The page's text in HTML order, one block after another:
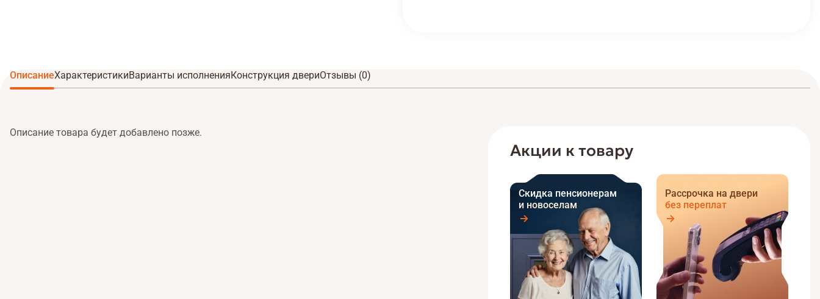
ОписаниеХарактеристикиВарианты исполненияКонструкция двериОтзывы (0)
Описание товара будет добавлено позже.
Акции к товару
Скидка пенсионерам
и новоселам
Рассрочка на двери
без переплат